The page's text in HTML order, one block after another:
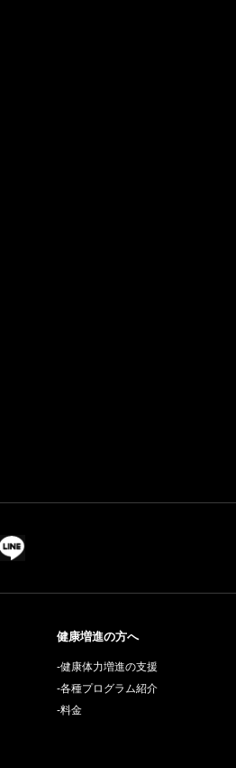
健康増進の方へ
-健康体力増進の支援
-各種プログラム紹介
-料金